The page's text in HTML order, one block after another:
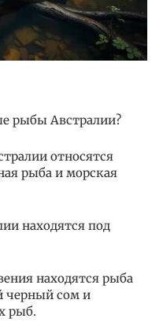
рыбы Австралии?
относятся
рыба и морская
находятся под
находятся рыба
черный сом и
рыб.